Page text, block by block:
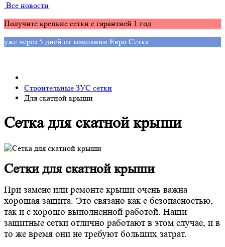
Все новости
Получите крепкие сетки с гарантией 1 год
уже через 5 дней от компании Евро Сетка
Строительные ЗУС сетки
Для скатной крыши
Сетка для скатной крыши
Сетки для скатной крыши
При замене или ремонте крыши очень важна
хорошая защита. Это связано как с безопасностью,
так и с хорошо выполненной работой. Наши
защитные сетки отлично работают в этом случае, и в
то же время они не требуют больших затрат.